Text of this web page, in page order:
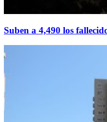
Suben a 4,490 los